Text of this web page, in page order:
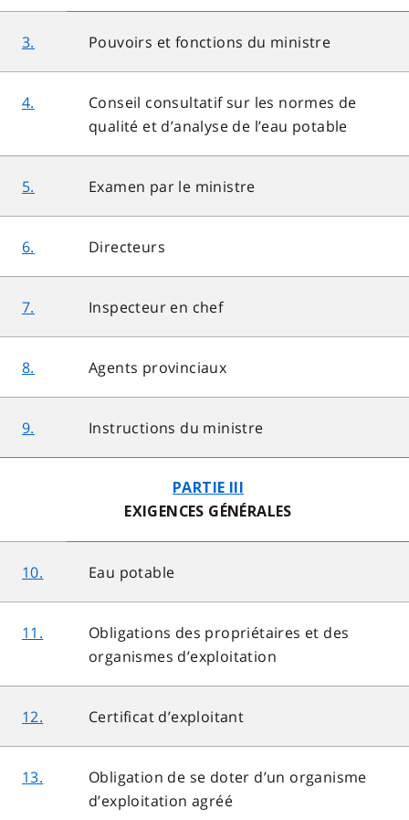
3. Pouvoirs et fonctions du ministre
4.
Conseil consultatif sur les normes de
qualité et d’analyse de l’eau potable
5. Examen par le ministre
6. Directeurs
7. Inspecteur en chef
8. Agents provinciaux
9. Instructions du ministre
PARTIE III
EXIGENCES GÉNÉRALES
10. Eau potable
11.
Obligations des propriétaires et des
organismes d’exploitation
12. Certificat d’exploitant
13.
Obligation de se doter d’un organisme
d’exploitation agréé